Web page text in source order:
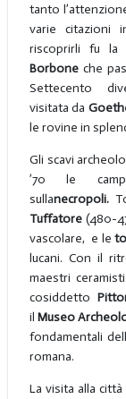
tanto
varie citazioni
riscoprirli fu
Borboneche
Settecento
visitata da
le rovine in
Gli scavi
’70 le
sullanecropoli.
Tuffatore(480-
vascolare, e le
lucani. Con il
maestri
cosiddetto
ilMuseo
fondamentali
romana.
La visita alla